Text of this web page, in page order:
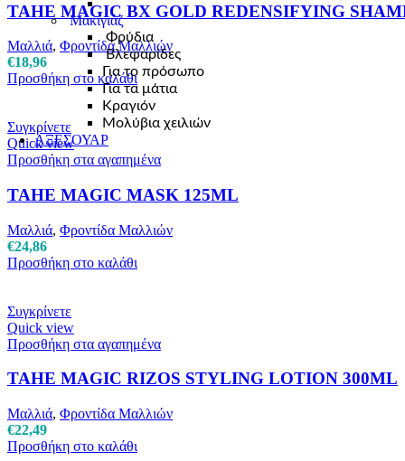
Μακιγιάζ
Φρύδια
Βλεφαρίδες
Για το πρόσωπο
Για τα μάτια
Κραγιόν
Μολύβια χειλιών
ΑΞΕΣΟΥΑΡ
TAHE MAGIC BX GOLD REDENSIFYING
Μαλλιά, Φροντίδα Μαλλιών
€18,96
Προσθήκη στο καλάθι
Συγκρίνετε
Quick view
Προσθήκη στα αγαπημένα
TAHE MAGIC MASK 125ML
Μαλλιά, Φροντίδα Μαλλιών
€24,86
Προσθήκη στο καλάθι
Συγκρίνετε
Quick view
Προσθήκη στα αγαπημένα
TAHE MAGIC RIZOS STYLING LOTION 300ML
Μαλλιά, Φροντίδα Μαλλιών
€22,49
Προσθήκη στο καλάθι